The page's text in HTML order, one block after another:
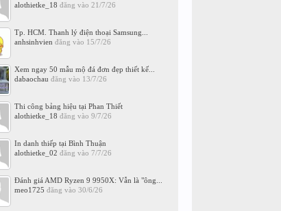
alothietke_18 đăng vào 21/7/26
Tp. HCM. Thanh lý điện thoại Samsung...
anhsinhvien đăng vào 15/7/26
Xem ngay 50 mẫu mộ đá đơn đẹp thiết kế...
dabaochau đăng vào 13/7/26
Thi công bảng hiệu tại Phan Thiết
alothietke_18 đăng vào 9/7/26
In danh thiếp tại Bình Thuận
alothietke_02 đăng vào 7/7/26
Đánh giá AMD Ryzen 9 9950X: Vẫn là "ông...
meo1725 đăng vào 30/6/26